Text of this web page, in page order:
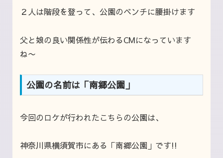
２人は階段を登って、公園のベンチに腰掛けます
父と娘の良い関係性が伝わるCMになっています
ね〜
公園の名前は「南郷公園」
今回のロケが行われたこちらの公園は、
神奈川県横須賀市にある「南郷公園」です!!